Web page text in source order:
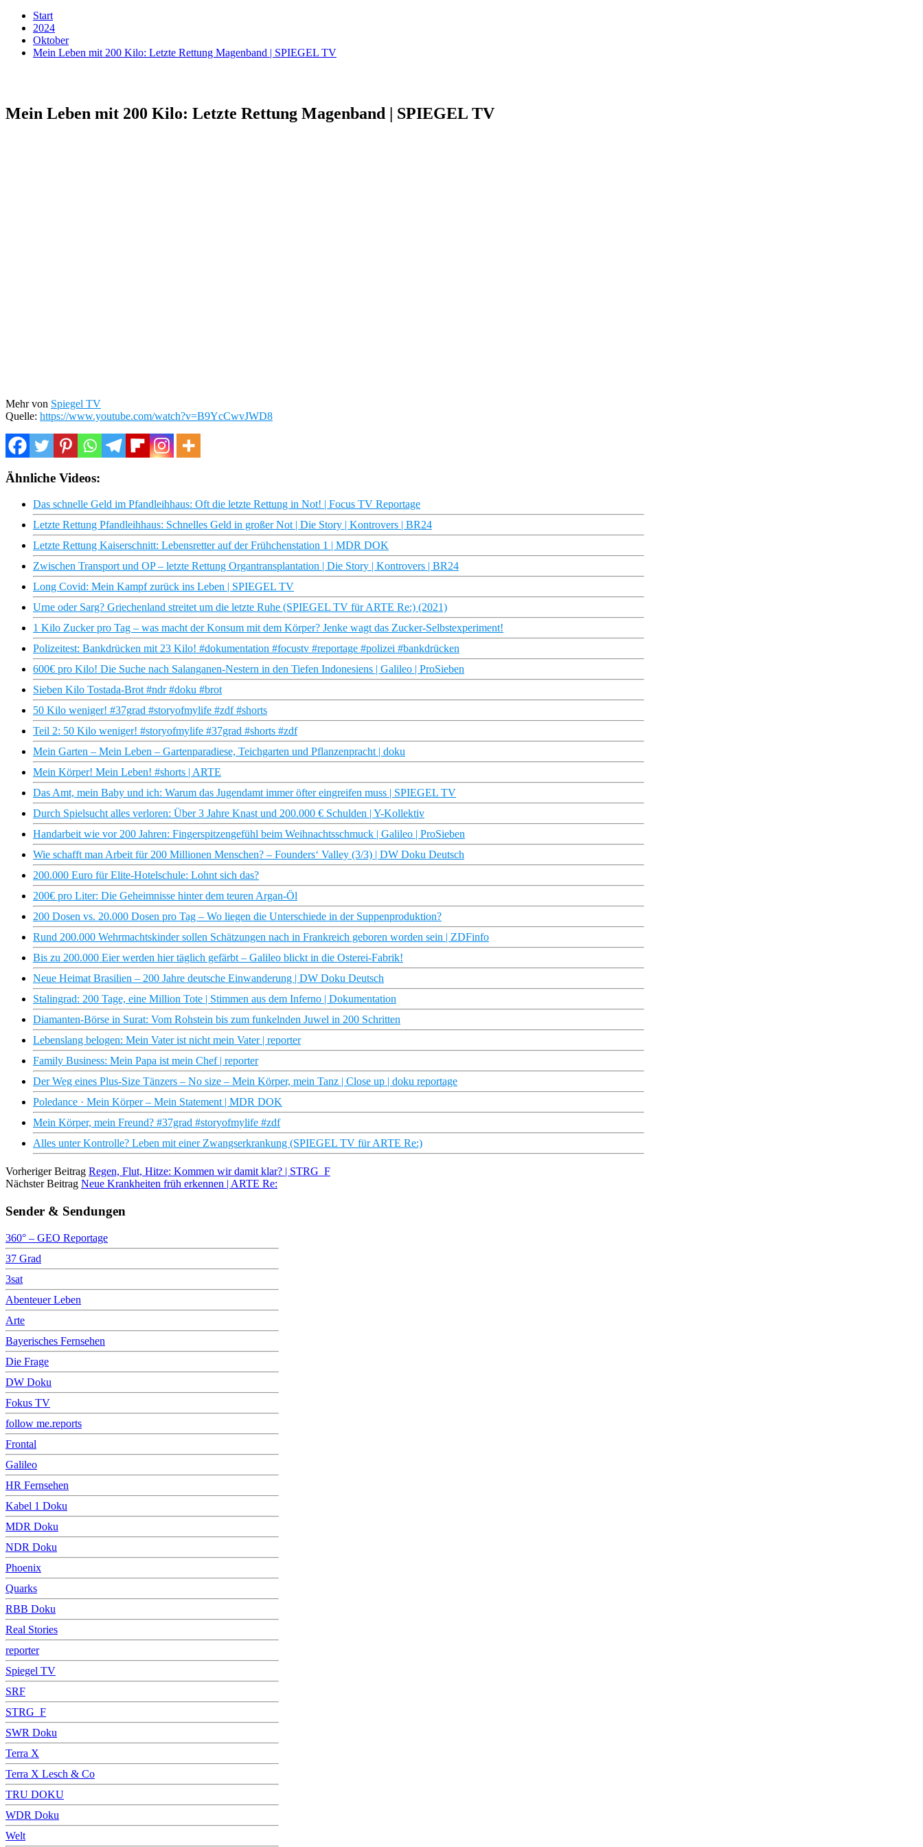
Start
2024
Oktober
Mein Leben mit 200 Kilo: Letzte Rettung Magenband | SPIEGEL TV
Mein Leben mit 200 Kilo: Letzte Rettung Magenband | SPIEGEL TV
Mehr von Spiegel TV
Quelle: https://www.youtube.com/watch?v=B9YcCwvJWD8
Ähnliche Videos:
Das schnelle Geld im Pfandleihhaus: Oft die letzte Rettung in Not! | Focus TV Reportage
Letzte Rettung Pfandleihhaus: Schnelles Geld in großer Not | Die Story | Kontrovers | BR24
Letzte Rettung Kaiserschnitt: Lebensretter auf der Frühchenstation 1 | MDR DOK
Zwischen Transport und OP – letzte Rettung Organtransplantation | Die Story | Kontrovers | BR24
Long Covid: Mein Kampf zurück ins Leben | SPIEGEL TV
Urne oder Sarg? Griechenland streitet um die letzte Ruhe (SPIEGEL TV für ARTE Re:) (2021)
1 Kilo Zucker pro Tag – was macht der Konsum mit dem Körper? Jenke wagt das Zucker-Selbstexperiment!
Polizeitest: Bankdrücken mit 23 Kilo! #dokumentation #focustv #reportage #polizei #bankdrücken
600€ pro Kilo! Die Suche nach Salanganen-Nestern in den Tiefen Indonesiens | Galileo | ProSieben
Sieben Kilo Tostada-Brot #ndr #doku #brot
50 Kilo weniger! #37grad #storyofmylife #zdf #shorts
Teil 2: 50 Kilo weniger! #storyofmylife #37grad #shorts #zdf
Mein Garten – Mein Leben – Gartenparadiese, Teichgarten und Pflanzenpracht | doku
Mein Körper! Mein Leben! #shorts | ARTE
Das Amt, mein Baby und ich: Warum das Jugendamt immer öfter eingreifen muss | SPIEGEL TV
Durch Spielsucht alles verloren: Über 3 Jahre Knast und 200.000 € Schulden | Y-Kollektiv
Handarbeit wie vor 200 Jahren: Fingerspitzengefühl beim Weihnachtsschmuck | Galileo | ProSieben
Wie schafft man Arbeit für 200 Millionen Menschen? – Founders‘ Valley (3/3) | DW Doku Deutsch
200.000 Euro für Elite-Hotelschule: Lohnt sich das?
200€ pro Liter: Die Geheimnisse hinter dem teuren Argan-Öl
200 Dosen vs. 20.000 Dosen pro Tag – Wo liegen die Unterschiede in der Suppenproduktion?
Rund 200.000 Wehrmachtskinder sollen Schätzungen nach in Frankreich geboren worden sein | ZDFinfo
Bis zu 200.000 Eier werden hier täglich gefärbt – Galileo blickt in die Osterei-Fabrik!
Neue Heimat Brasilien – 200 Jahre deutsche Einwanderung | DW Doku Deutsch
Stalingrad: 200 Tage, eine Million Tote | Stimmen aus dem Inferno | Dokumentation
Diamanten-Börse in Surat: Vom Rohstein bis zum funkelnden Juwel in 200 Schritten
Lebenslang belogen: Mein Vater ist nicht mein Vater | reporter
Family Business: Mein Papa ist mein Chef | reporter
Der Weg eines Plus-Size Tänzers – No size – Mein Körper, mein Tanz | Close up | doku reportage
Poledance · Mein Körper – Mein Statement | MDR DOK
Mein Körper, mein Freund? #37grad #storyofmylife #zdf
Alles unter Kontrolle? Leben mit einer Zwangserkrankung (SPIEGEL TV für ARTE Re:)
Vorheriger Beitrag Regen, Flut, Hitze: Kommen wir damit klar? | STRG_F
Nächster Beitrag Neue Krankheiten früh erkennen | ARTE Re:
Sender & Sendungen
360° – GEO Reportage
37 Grad
3sat
Abenteuer Leben
Arte
Bayerisches Fernsehen
Die Frage
DW Doku
Fokus TV
follow me.reports
Frontal
Galileo
HR Fernsehen
Kabel 1 Doku
MDR Doku
NDR Doku
Phoenix
Quarks
RBB Doku
Real Stories
reporter
Spiegel TV
SRF
STRG_F
SWR Doku
Terra X
Terra X Lesch & Co
TRU DOKU
WDR Doku
Welt